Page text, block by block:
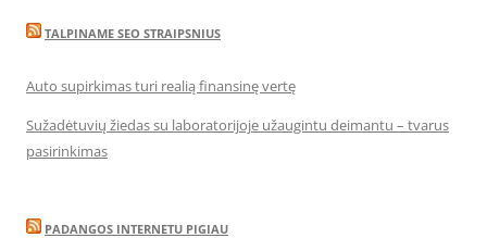
TALPINAME SEO STRAIPSNIUS
Auto supirkimas turi realią finansinę vertę
Sužadėtuvių žiedas su laboratorijoje užaugintu deimantu – tvarus
pasirinkimas
PADANGOS INTERNETU PIGIAU